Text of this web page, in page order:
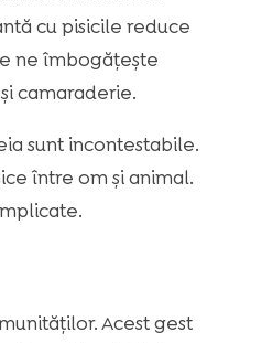
cu pisicile reduce
ne îmbogățește
camaraderie.
sunt incontestabile.
între om și animal.
Acest gest